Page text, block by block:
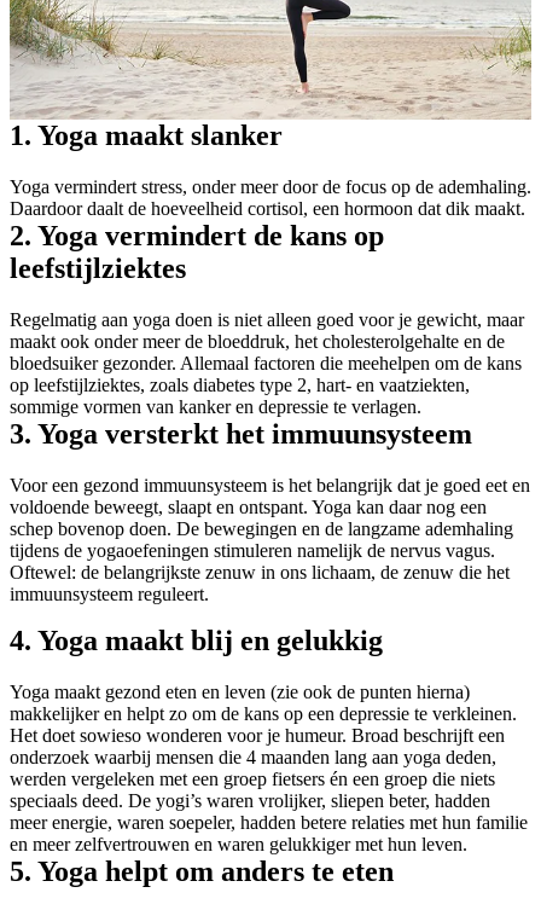
1. Yoga maakt slanker
Yoga vermindert stress, onder meer door de focus op de ademhaling.
Daardoor daalt de hoeveelheid cortisol, een hormoon dat dik maakt.
2. Yoga vermindert de kans op
leefstijlziektes
Regelmatig aan yoga doen is niet alleen goed voor je gewicht, maar
maakt ook onder meer de bloeddruk, het cholesterolgehalte en de
bloedsuiker gezonder. Allemaal factoren die meehelpen om de kans
op leefstijlziektes, zoals diabetes type 2, hart- en vaatziekten,
sommige vormen van kanker en depressie te verlagen.
3. Yoga versterkt het immuunsysteem
Voor een gezond immuunsysteem is het belangrijk dat je goed eet en
voldoende beweegt, slaapt en ontspant. Yoga kan daar nog een
schep bovenop doen. De bewegingen en de langzame ademhaling
tijdens de yogaoefeningen stimuleren namelijk de nervus vagus.
Oftewel: de belangrijkste zenuw in ons lichaam, de zenuw die het
immuunsysteem reguleert.
4. Yoga maakt blij en gelukkig
Yoga maakt gezond eten en leven (zie ook de punten hierna)
makkelijker en helpt zo om de kans op een depressie te verkleinen.
Het doet sowieso wonderen voor je humeur. Broad beschrijft een
onderzoek waarbij mensen die 4 maanden lang aan yoga deden,
werden vergeleken met een groep fietsers én een groep die niets
speciaals deed. De yogi’s waren vrolijker, sliepen beter, hadden
meer energie, waren soepeler, hadden betere relaties met hun familie
en meer zelfvertrouwen en waren gelukkiger met hun leven.
5. Yoga helpt om anders te eten